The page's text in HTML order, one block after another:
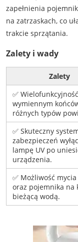
zapełnienia
na zatrzaskach, co
trakcie sprzątania.
Zalety i wady
Zalety
✅
wymiennym
różnych typów
✅ Skuteczny
zabezpieczeń
lampę UV po
urządzenia.
✅ Możliwość
oraz pojemnika na
bieżącą wodą.